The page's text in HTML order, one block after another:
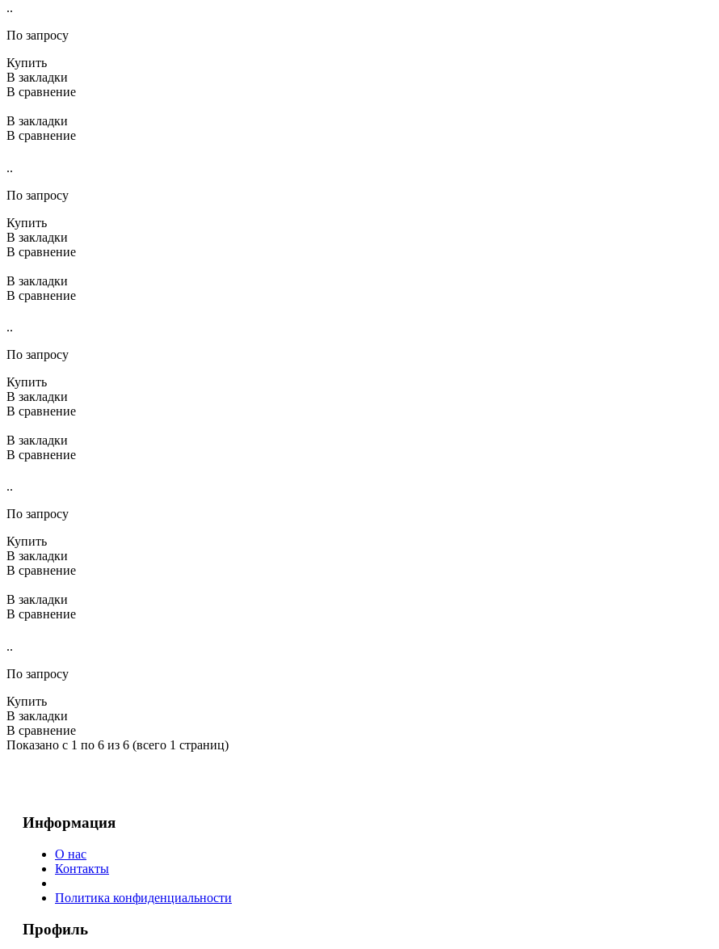
..
По запросу
Купить
В закладки
В сравнение
В закладки
В сравнение
..
По запросу
Купить
В закладки
В сравнение
В закладки
В сравнение
..
По запросу
Купить
В закладки
В сравнение
В закладки
В сравнение
..
По запросу
Купить
В закладки
В сравнение
В закладки
В сравнение
..
По запросу
Купить
В закладки
В сравнение
Показано с 1 по 6 из 6 (всего 1 страниц)
Информация
О нас
Контакты
Политика конфиденциальности
Профиль